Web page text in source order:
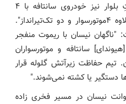
شده بوده" و اینکه "آن دستِ بلوار نیز خودروی سانتافه با ۴
سرنشین در انتظار بوده. به‌علاوه‌ ۴موتورسوار و دو تک‌تیرانداز".
نیسان با ریموت منفجر
سانتافه و موتورسواران
همزمان. تیم حفاظت زیرآتش گلوله قرار
دستگیر یا کشته نمی‌شوند."
نیسان در مسیر فخری زاده